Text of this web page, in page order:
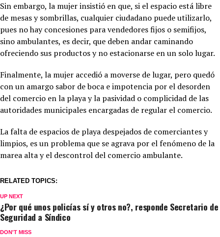
Sin embargo, la mujer insistió en que, si el espacio está libre
de mesas y sombrillas, cualquier ciudadano puede utilizarlo,
pues no hay concesiones para vendedores fijos o semifijos,
sino ambulantes, es decir, que deben andar caminando
ofreciendo sus productos y no estacionarse en un solo lugar.
Finalmente, la mujer accedió a moverse de lugar, pero quedó
con un amargo sabor de boca e impotencia por el desorden
del comercio en la playa y la pasividad o complicidad de las
autoridades municipales encargadas de regular el comercio.
La falta de espacios de playa despejados de comerciantes y
limpios, es un problema que se agrava por el fenómeno de la
marea alta y el descontrol del comercio ambulante.
RELATED TOPICS:
UP NEXT
¿Por qué unos policías sí y otros no?, responde Secretario de
Seguridad a Síndico
DON'T MISS